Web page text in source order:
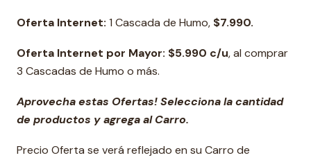
Oferta Internet: 1 Cascada de Humo, $7.990.
Oferta Internet por Mayor: $5.990 c/u, al comprar
3 Cascadas de Humo o más.
Aprovecha estas Ofertas! Selecciona la cantidad
de productos y agrega al Carro.
Precio Oferta se verá reflejado en su Carro de